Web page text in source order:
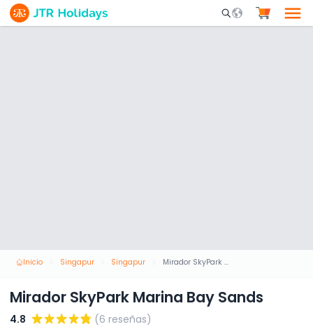
Mobile Search
Inicio Singapur Singapur Mirador SkyPark Marina Bay Sands
Mirador SkyPark Marina Bay Sands
4.8
(6 reseñas)